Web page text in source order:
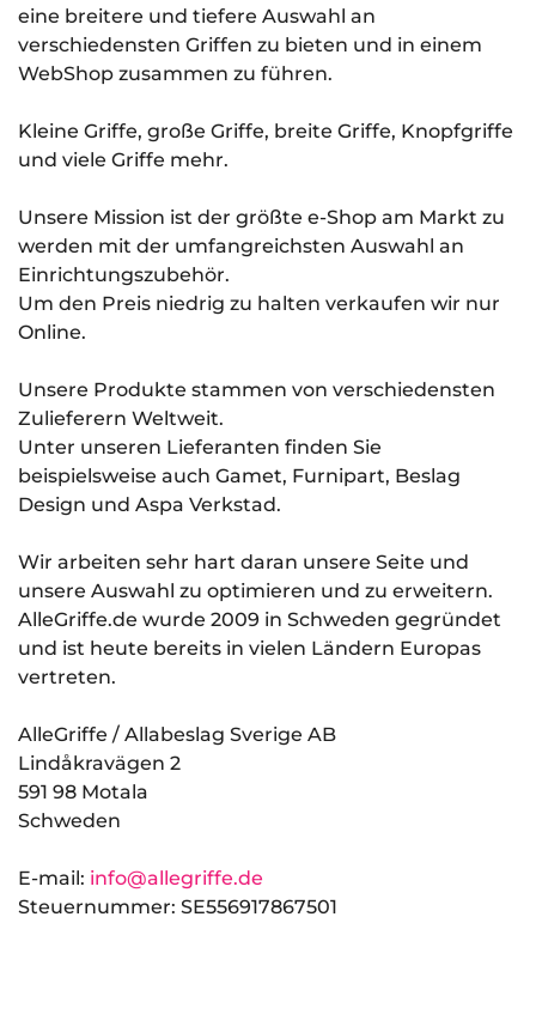
eine breitere und tiefere Auswahl an
verschiedensten Griffen zu bieten und in einem
WebShop zusammen zu führen.
Kleine Griffe, große Griffe, breite Griffe, Knopfgriffe
und viele Griffe mehr.
Unsere Mission ist der größte e-Shop am Markt zu
werden mit der umfangreichsten Auswahl an
Einrichtungszubehör.
Um den Preis niedrig zu halten verkaufen wir nur
Online.
Unsere Produkte stammen von verschiedensten
Zulieferern Weltweit.
Unter unseren Lieferanten finden Sie
beispielsweise auch Gamet, Furnipart, Beslag
Design und Aspa Verkstad.
Wir arbeiten sehr hart daran unsere Seite und
unsere Auswahl zu optimieren und zu erweitern.
AlleGriffe.de wurde 2009 in Schweden gegründet
und ist heute bereits in vielen Ländern Europas
vertreten.
AlleGriffe / Allabeslag Sverige AB
Lindåkravägen 2
591 98 Motala
Schweden
E-mail: info@allegriffe.de
Steuernummer: SE556917867501